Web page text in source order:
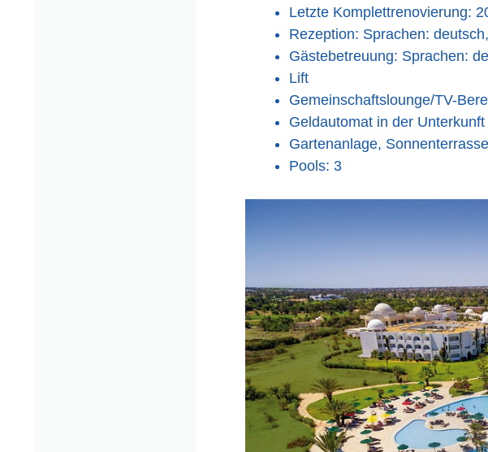
Letzte Komplettrenovierung:
Rezeption: Sprachen:
Gästebetreuung: Sprachen:
Lift
Gemeinschaftslounge/TV-
Geldautomat in der Unterkunft
Gartenanlage, Sonnenterrasse
Pools: 3